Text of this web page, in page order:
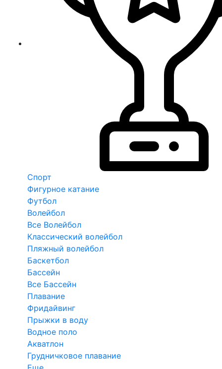
Спорт
Фигурное катание
Футбол
Волейбол
Все Волейбол
Классический волейбол
Пляжный волейбол
Баскетбол
Бассейн
Все Бассейн
Плавание
Фридайвинг
Прыжки в воду
Водное поло
Акватлон
Грудничковое плавание